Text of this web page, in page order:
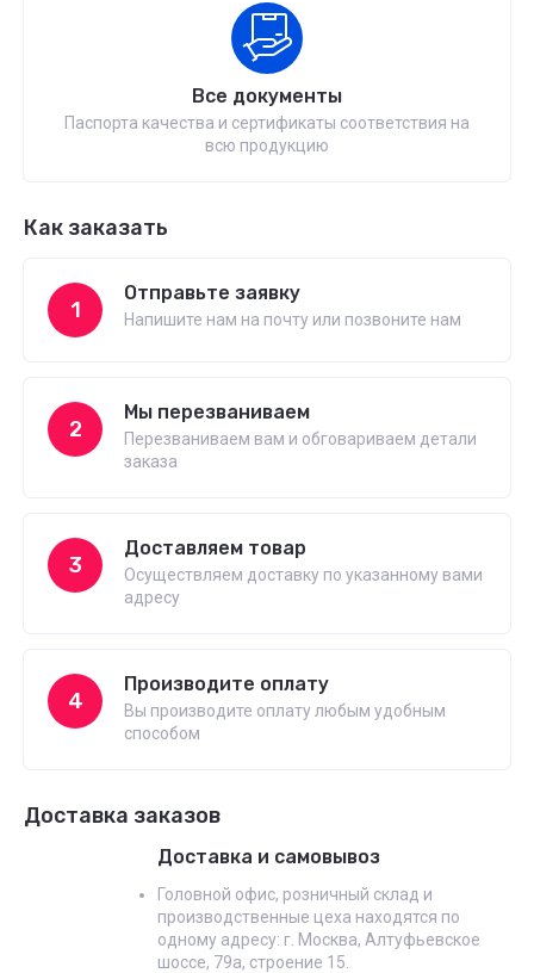
Все документы
Паспорта качества и сертификаты соответствия на
всю продукцию
Как заказать
1
Отправьте заявку
Напишите нам на почту или позвоните нам
2
Мы перезваниваем
Перезваниваем вам и обговариваем детали
заказа
3
Доставляем товар
Осуществляем доставку по указанному вами
адресу
4
Производите оплату
Вы производите оплату любым удобным
способом
Доставка заказов
Доставка и самовывоз
Головной офис, розничный склад и
производственные цеха находятся по
одному адресу: г. Москва, Алтуфьевское
шоссе, 79а, строение 15.